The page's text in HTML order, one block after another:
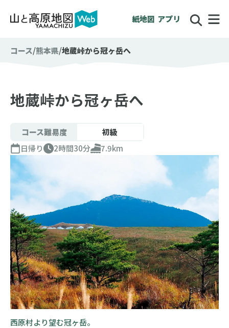
紙地図 アプリ
コース 熊本県 地蔵峠から冠ヶ岳へ
地蔵峠から冠ヶ岳へ
コース難易度
初級
日帰り
2時間30分 7.9km
西原村より望む冠ヶ岳。